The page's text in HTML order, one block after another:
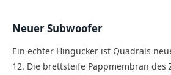
Neuer Subwoofer
Ein echter Hingucker ist Quadrals
12. Die brettsteife Pappmembran des